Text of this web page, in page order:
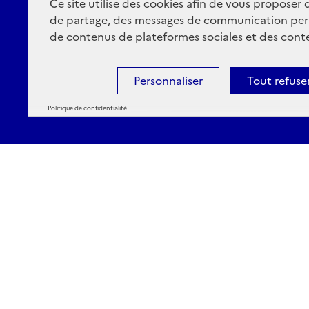
Ce site utilise des cookies afin de vous proposer
de partage, des messages de communication
de contenus de plateformes sociales et des
Tout
Personnaliser
Politique de confidentialité